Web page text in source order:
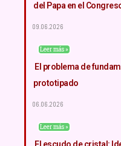
del Papa en el
09.06.2026
Leer más »
El problema de
prototipado
06.06.2026
Leer más »